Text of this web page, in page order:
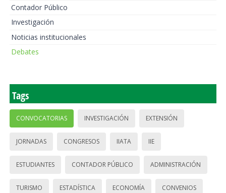
Contador Público
Investigación
Noticias institucionales
Debates
Tags
CONVOCATORIAS INVESTIGACIÓN EXTENSIÓN
JORNADAS CONGRESOS IIATA IIE
ESTUDIANTES CONTADOR PÚBLICO ADMINISTRACIÓN
TURISMO ESTADÍSTICA ECONOMÍA CONVENIOS